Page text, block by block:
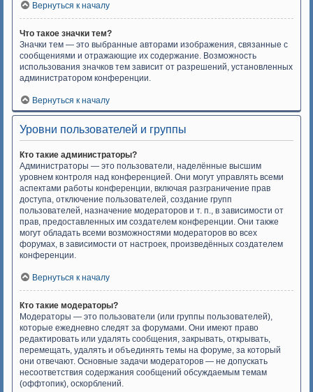
Вернуться к началу
Что такое значки тем?
Значки тем — это выбранные авторами изображения, связанные с
сообщениями и отражающие их содержание. Возможность
использования значков тем зависит от разрешений, установленных
администратором конференции.
Вернуться к началу
Уровни пользователей и группы
Кто такие администраторы?
Администраторы — это пользователи, наделённые высшим
уровнем контроля над конференцией. Они могут управлять всеми
аспектами работы конференции, включая разграничение прав
доступа, отключение пользователей, создание групп
пользователей, назначение модераторов и т. п., в зависимости от
прав, предоставленных им создателем конференции. Они также
могут обладать всеми возможностями модераторов во всех
форумах, в зависимости от настроек, произведённых создателем
конференции.
Вернуться к началу
Кто такие модераторы?
Модераторы — это пользователи (или группы пользователей),
которые ежедневно следят за форумами. Они имеют право
редактировать или удалять сообщения, закрывать, открывать,
перемещать, удалять и объединять темы на форуме, за который
они отвечают. Основные задачи модераторов — не допускать
несоответствия содержания сообщений обсуждаемым темам
(оффтопик), оскорблений.